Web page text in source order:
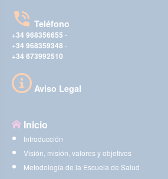
Teléfono
+34 968356655 -
+34 968359348 -
+34 673992510
Aviso Legal
Inicio
Introducción
Visión, misión, valores y objetivos
Metodología de la Escuela de Salud